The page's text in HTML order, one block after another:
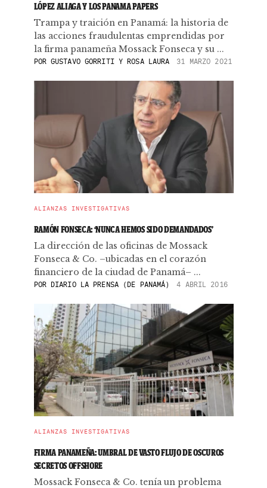
LÓPEZ ALIAGA Y LOS PANAMA PAPERS
Trampa y traición en Panamá: la historia de
las acciones fraudulentas emprendidas por
la firma panameña Mossack Fonseca y su ...
PORGUSTAVO GORRITI Y ROSA LAURA 31 MARZO 2021
ALIANZAS INVESTIGATIVAS
RAMÓN FONSECA: ‘NUNCA HEMOS SIDO DEMANDADOS’
La dirección de las oficinas de Mossack
Fonseca & Co. –ubicadas en el corazón
financiero de la ciudad de Panamá– ...
PORDIARIO LA PRENSA (DE PANAMÁ) 4 ABRIL 2016
ALIANZAS INVESTIGATIVAS
FIRMA PANAMEÑA: UMBRAL DE VASTO FLUJO DE OSCUROS
SECRETOS OFFSHORE
Mossack Fonseca & Co. tenía un problema